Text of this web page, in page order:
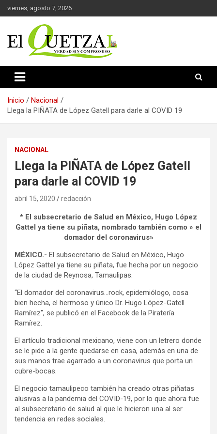
Saltar
al
viernes, agosto 7, 2026
El Quetzal de Cholula
Inicio
Nacional
Llega la PIÑATA de López Gatell para darle al COVID 19
NACIONAL
Llega la PIÑATA de López Gatell
para darle al COVID 19
abril 15, 2020 redacción
* El subsecretario de Salud en México, Hugo López
Gattel ya tiene su piñata, nombrado también como » el
domador del coronavirus»
MÉXICO.- El subsecretario de Salud en México, Hugo
López Gattel ya tiene su piñata, fue hecha por un negocio
de la ciudad de Reynosa, Tamaulipas.
“El domador del coronavirus…rock, epidemiólogo, cosa
bien hecha, el hermoso y único Dr. Hugo López-Gatell
Ramírez”, se publicó en el Facebook de la Piratería
Ramírez.
El artículo tradicional mexicano, viene con un letrero donde
se le pide a la gente quedarse en casa, además en una de
sus manos trae agarrado a un coronavirus que porta un
cubre-bocas.
El negocio tamaulipeco también ha creado otras piñatas
alusivas a la pandemia del COVID-19, por lo que ahora fue
al subsecretario de salud al que le hicieron una al ser
tendencia en redes sociales.